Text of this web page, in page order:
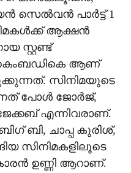
സെൽവൻ പാർട്ട് 1
ആക്ഷൻ
സ്റ്റണ്ട്
ആണ്
സിനിമയുടെ
പോൾ ജോർജ്,
എന്നിവരാണ്.
ബി, ചാപ്പ കുരിശ്,
സിനിമകളിലൂടെ
ഉണ്ണി ആറാണ്.